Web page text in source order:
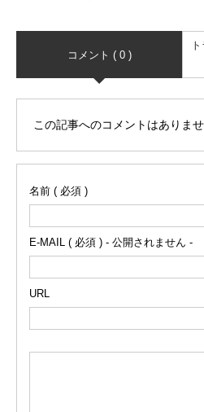
コメント ( 0 )
この記事へのコメントはありませ
名前 ( 必須 )
E-MAIL ( 必須 ) - 公開されません -
URL